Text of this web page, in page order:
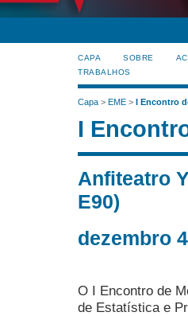
CAPA SOBRE
TRABALHOS
Capa > EME > I Encontro
I
Anfiteatro
E90)
dezembro
O I Encontro de
de Estatística e